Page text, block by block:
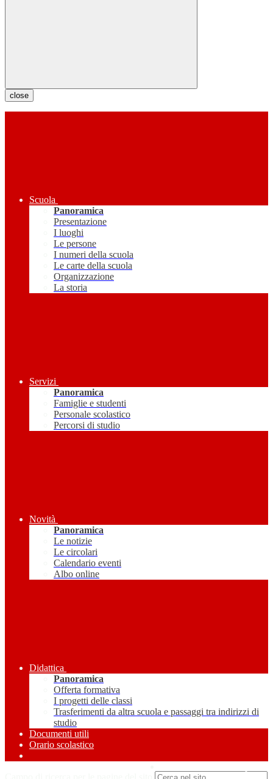
close
Scuola
Panoramica
Presentazione
I luoghi
Le persone
I numeri della scuola
Le carte della scuola
Organizzazione
La storia
Servizi
Panoramica
Famiglie e studenti
Personale scolastico
Percorsi di studio
Novità
Panoramica
Le notizie
Le circolari
Calendario eventi
Albo online
Didattica
Panoramica
Offerta formativa
I progetti delle classi
Trasferimenti da altra scuola e passaggi tra indirizzi di
studio
Documenti utili
Orario scolastico